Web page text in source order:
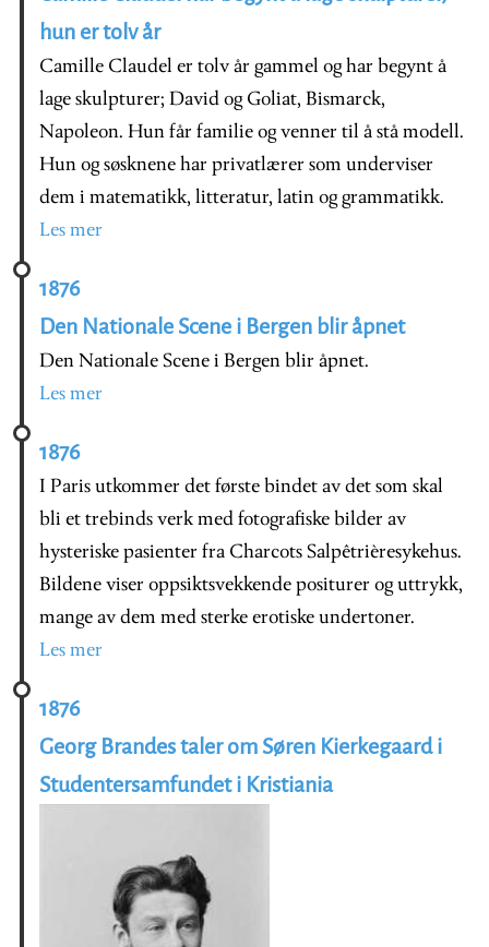
hun er tolv år
Camille Claudel er tolv år gammel og har begynt å
lage skulpturer; David og Goliat, Bismarck,
Napoleon. Hun får familie og venner til å stå modell.
Hun og søsknene har privatlærer som underviser
dem i matematikk, litteratur, latin og grammatikk.
Les mer
1876
Den Nationale Scene i Bergen blir åpnet
Den Nationale Scene i Bergen blir åpnet.
Les mer
1876
I Paris utkommer det første bindet av det som skal
bli et trebinds verk med fotografiske bilder av
hysteriske pasienter fra Charcots Salpêtrièresykehus.
Bildene viser oppsiktsvekkende positurer og uttrykk,
mange av dem med sterke erotiske undertoner.
Les mer
1876
Georg Brandes taler om Søren Kierkegaard i
Studentersamfundet i Kristiania